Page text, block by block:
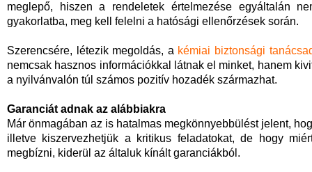
meglepő, hiszen a rendeletek értelmezése egyáltalán
gyakorlatba, meg kell felelni a hatósági ellenőrzések során.
Szerencsére, létezik megoldás, a kémiai biztonsági
nemcsak hasznos információkkal látnak el minket, hanem
a nyilvánvalón túl számos pozitív hozadék származhat.
Garanciát adnak az alábbiakra
Már önmagában az is hatalmas megkönnyebbülést jelent,
illetve kiszervezhetjük a kritikus feladatokat, de hogy
megbízni, kiderül az általuk kínált garanciákból.